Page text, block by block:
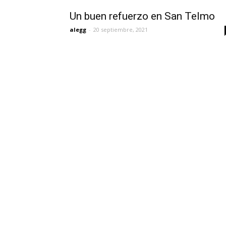
Un buen refuerzo en San Telmo
alegg - 20 septiembre, 2021